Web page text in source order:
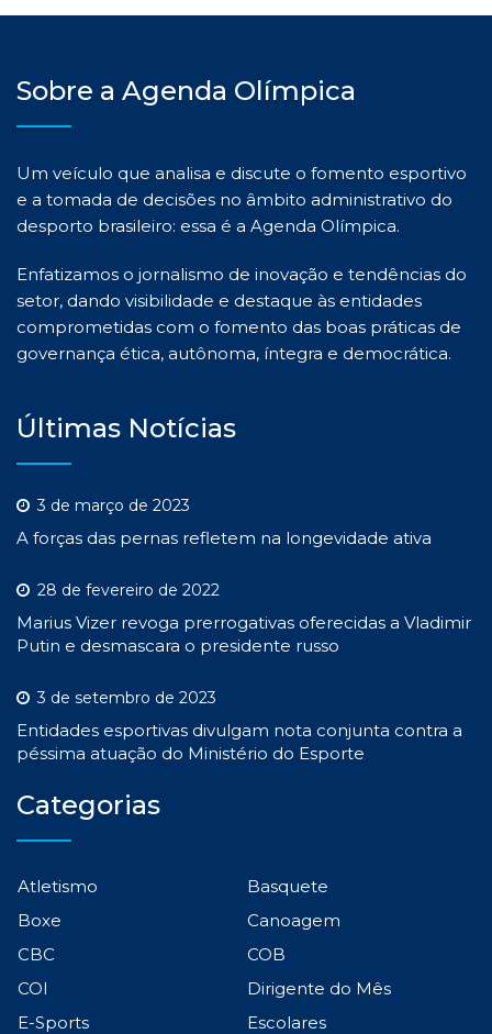
Sobre a Agenda Olímpica
Um veículo que analisa e discute o fomento esportivo
e a tomada de decisões no âmbito administrativo do
desporto brasileiro: essa é a Agenda Olímpica.
Enfatizamos o jornalismo de inovação e tendências do
setor, dando visibilidade e destaque às entidades
comprometidas com o fomento das boas práticas de
governança ética, autônoma, íntegra e democrática.
Últimas Notícias
3 de março de 2023
A forças das pernas refletem na longevidade ativa
28 de fevereiro de 2022
Marius Vizer revoga prerrogativas oferecidas a Vladimir
Putin e desmascara o presidente russo
3 de setembro de 2023
Entidades esportivas divulgam nota conjunta contra a
péssima atuação do Ministério do Esporte
Categorias
Atletismo
Basquete
Boxe
Canoagem
CBC
COB
COI
Dirigente do Mês
E-Sports
Escolares